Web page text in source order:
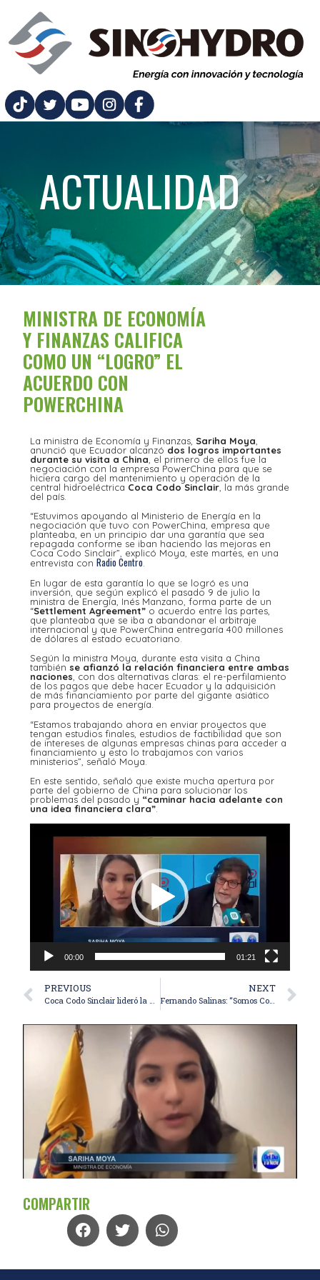
ACTUALIDAD
MINISTRA DE ECONOMÍA
Y FINANZAS CALIFICA
COMO UN “LOGRO” EL
ACUERDO CON
POWERCHINA
La ministra de Economía y Finanzas, Sariha Moya
anunció que Ecuador alcanzó dos logros importantes
durante su visita a China , el primero de ellos fue la
negociación con la empresa PowerChina para que se
hiciera cargo del mantenimiento y operación de la
central hidroeléctrica Coca Codo Sinclair , la más grande
del país.
“Estuvimos apoyando al Ministerio de Energía en la
negociación que tuvo con PowerChina, empresa que
planteaba, en un principio dar una garantía que sea
repagada conforme se iban haciendo las mejoras en
Coca Codo Sinclair”, explicó Moya, este martes, en una
entrevista con Radio Centro.
En lugar de esta garantía lo que se logró es una
inversión, que según explicó el pasado 9 de julio la
ministra de Energía, Inés Manzano, forma parte de un
“Settlement Agreement” o acuerdo entre las partes,
que planteaba que se iba a abandonar el arbitraje
internacional y que PowerChina entregaría 400 millones
de dólares al estado ecuatoriano.
Según la ministra Moya, durante esta visita a China
tambiénse afianzó la relación financiera entre ambas
naciones , con dos alternativas claras: el re-perfilamiento
de los pagos que debe hacer Ecuador y la adquisición
de más financiamiento por parte del gigante asiático
para proyectos de energía.
“Estamos trabajando ahora en enviar proyectos que
tengan estudios finales, estudios de factibilidad que son
de intereses de algunas empresas chinas para acceder a
financiamiento y esto lo trabajamos con varios
ministerios”, señaló Moya.
En este sentido, señaló que existe mucha apertura por
parte del gobierno de China para solucionar los
problemas del pasado y “caminar hacia adelante con
una idea financiera clara”
Reproductor
00:00 01:21
PREVIOUS NEXT
Fernando Salinas: “Somos Coca Codo dependientes”
COMPARTIR